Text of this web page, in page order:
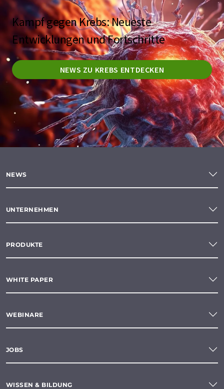
Kampf gegen Krebs: Neueste
Entwicklungen und Fortschritte
NEWS ZU KREBS ENTDECKEN
NEWS
UNTERNEHMEN
PRODUKTE
WHITE PAPER
WEBINARE
JOBS
WISSEN & BILDUNG